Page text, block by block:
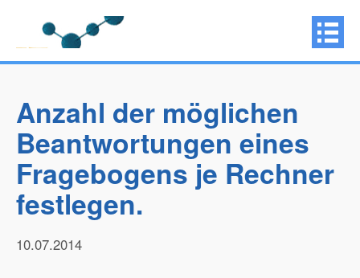
Anzahl der möglichen
Beantwortungen eines
Fragebogens je Rechner
festlegen.
10.07.2014